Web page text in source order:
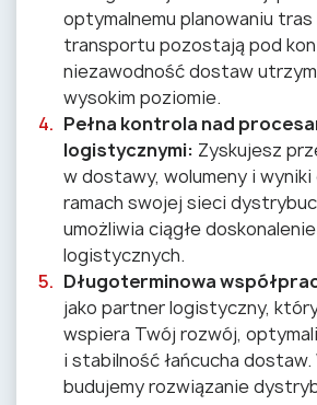
optymalnemu planowaniu
transportu pozostają pod
niezawodność dostaw
wysokim poziomie.
Pełna kontrola nad
logistycznymi: Zyskujesz
w dostawy, wolumeny i
ramach swojej sieci
umożliwia ciągłe
logistycznych.
Długoterminowa
jako partner logistyczny,
wspiera Twój rozwój,
i stabilność łańcucha
budujemy rozwiązanie